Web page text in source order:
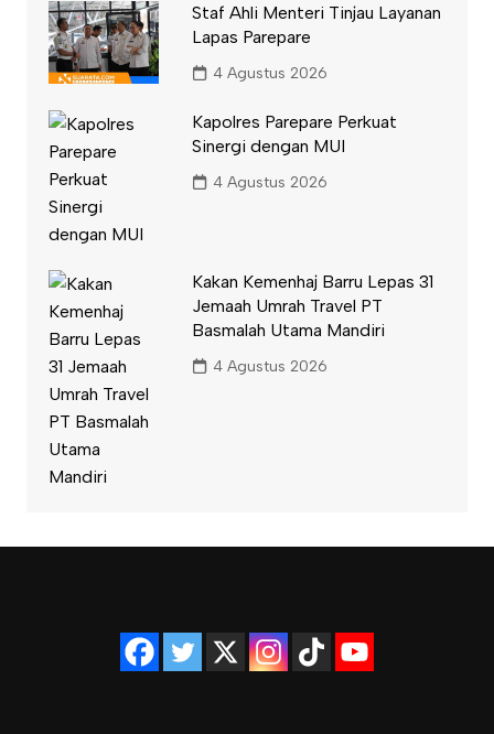
Staf Ahli Menteri Tinjau Layanan
Lapas Parepare
4 Agustus 2026
Kapolres Parepare Perkuat
Sinergi dengan MUI
4 Agustus 2026
Kakan Kemenhaj Barru Lepas 31
Jemaah Umrah Travel PT
Basmalah Utama Mandiri
4 Agustus 2026